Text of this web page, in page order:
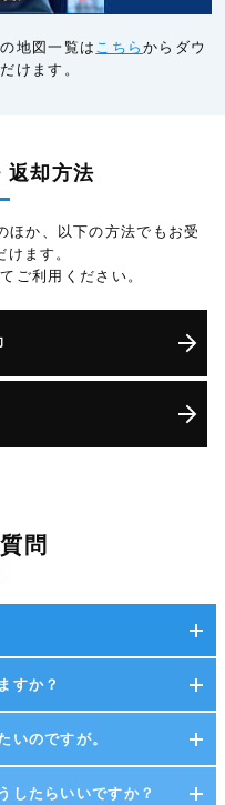
地図一覧はこちらからダウ
けます。
返却方法
ほか、以下の方法でもお受
ます。
ご利用ください。
問
すか？
いのですが。
したらいいですか？